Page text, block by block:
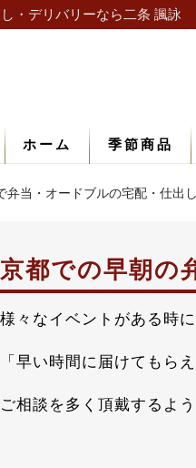
・デリバリーなら二条 諷詠
ホーム 季節商品
弁当・オードブルの宅配・仕出
京都での早朝の
様々なイベントがある時に
「早い時間に届けてもら
ご相談を多く頂戴するよ